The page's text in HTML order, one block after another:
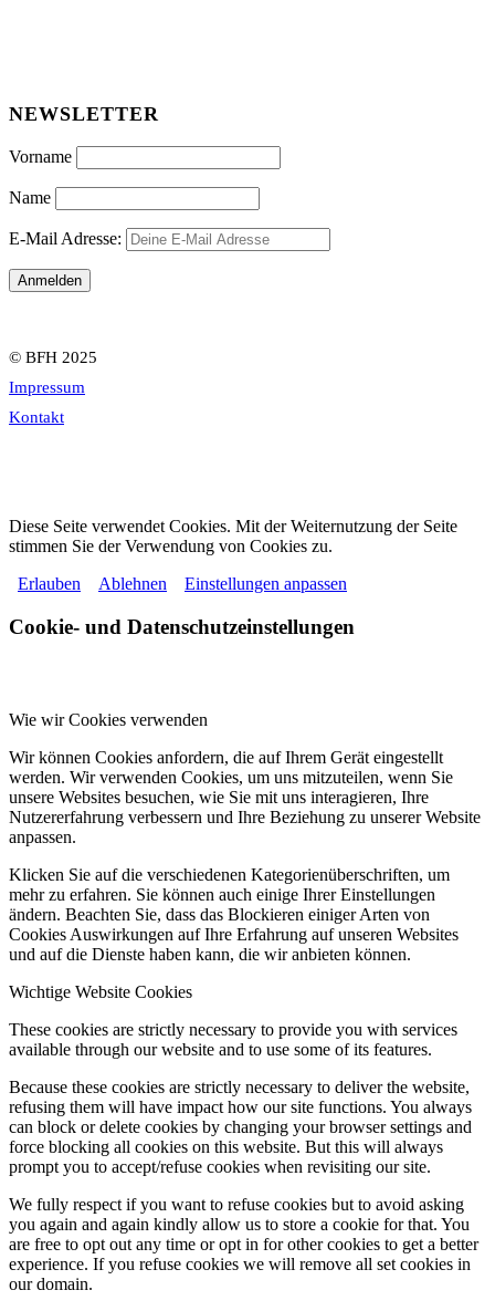
NEWSLETTER
Vorname
Name
E-Mail Adresse:
© BFH 2025
Impressum
Kontakt
Diese Seite verwendet Cookies. Mit der Weiternutzung der Seite
stimmen Sie der Verwendung von Cookies zu.
Erlauben
Ablehnen Einstellungen anpassen
Cookie- und Datenschutzeinstellungen
Wie wir Cookies verwenden
Wir können Cookies anfordern, die auf Ihrem Gerät eingestellt
werden. Wir verwenden Cookies, um uns mitzuteilen, wenn Sie
unsere Websites besuchen, wie Sie mit uns interagieren, Ihre
Nutzererfahrung verbessern und Ihre Beziehung zu unserer Website
anpassen.
Klicken Sie auf die verschiedenen Kategorienüberschriften, um
mehr zu erfahren. Sie können auch einige Ihrer Einstellungen
ändern. Beachten Sie, dass das Blockieren einiger Arten von
Cookies Auswirkungen auf Ihre Erfahrung auf unseren Websites
und auf die Dienste haben kann, die wir anbieten können.
Wichtige Website Cookies
These cookies are strictly necessary to provide you with services
available through our website and to use some of its features.
Because these cookies are strictly necessary to deliver the website,
refusing them will have impact how our site functions. You always
can block or delete cookies by changing your browser settings and
force blocking all cookies on this website. But this will always
prompt you to accept/refuse cookies when revisiting our site.
We fully respect if you want to refuse cookies but to avoid asking
you again and again kindly allow us to store a cookie for that. You
are free to opt out any time or opt in for other cookies to get a better
experience. If you refuse cookies we will remove all set cookies in
our domain.